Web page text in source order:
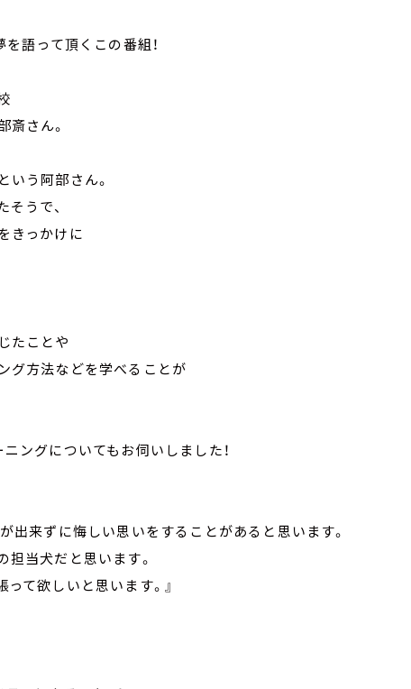
を語って頂くこの番組！
さん。
う阿部さん。
うで、
きっかけに
たことや
グ方法などを学べることが
ングについてもお伺いしました！
出来ずに悔しい思いをすることがあると思います。
当犬だと思います。
て欲しいと思います。』